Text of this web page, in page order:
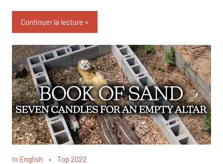
Continuer la lecture
In English Top 2022